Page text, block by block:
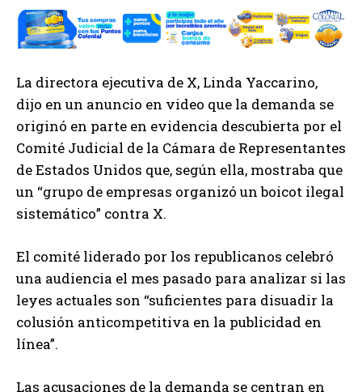
La directora ejecutiva de X, Linda Yaccarino,
dijo en un anuncio en video que la demanda se
originó en parte en evidencia descubierta por el
Comité Judicial de la Cámara de Representantes
de Estados Unidos que, según ella, mostraba que
un “grupo de empresas organizó un boicot ilegal
sistemático” contra X.
El comité liderado por los republicanos celebró
una audiencia el mes pasado para analizar si las
leyes actuales son “suficientes para disuadir la
colusión anticompetitiva en la publicidad en
línea”.
Las acusaciones de la demanda se centran en